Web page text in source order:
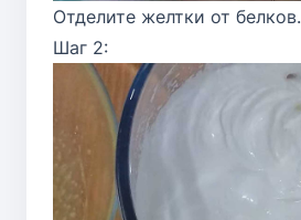
Отделите желтки от белков.
Шаг 2: